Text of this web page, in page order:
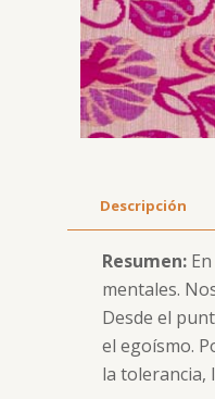
Descripción
Resumen:
mentales.
Desde el
el egoísmo.
la tolerancia,